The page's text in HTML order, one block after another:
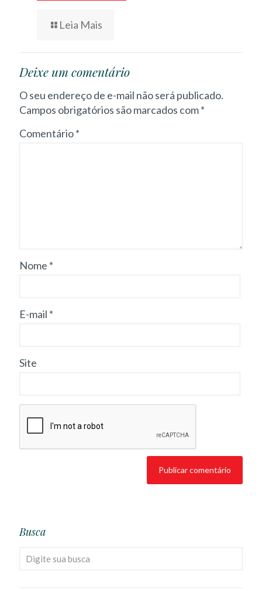
Leia Mais
Deixe um comentário
O seu endereço de e-mail não será publicado.
Campos obrigatórios são marcados com*
Comentário*
Nome *
E-mail *
Site
Busca